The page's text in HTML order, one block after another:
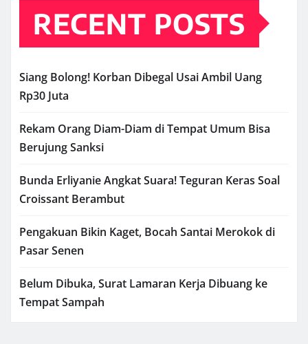
RECENT POSTS
Siang Bolong! Korban Dibegal Usai Ambil Uang
Rp30 Juta
Rekam Orang Diam-Diam di Tempat Umum Bisa
Berujung Sanksi
Bunda Erliyanie Angkat Suara! Teguran Keras Soal
Croissant Berambut
Pengakuan Bikin Kaget, Bocah Santai Merokok di
Pasar Senen
Belum Dibuka, Surat Lamaran Kerja Dibuang ke
Tempat Sampah